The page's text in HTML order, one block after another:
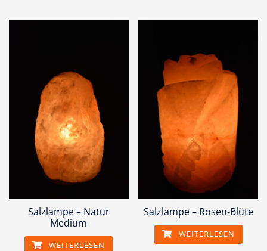
Salzlampe – Natur
Medium
WEITERLESEN
Salzlampe – Rosen-Blüte
WEITERLESEN